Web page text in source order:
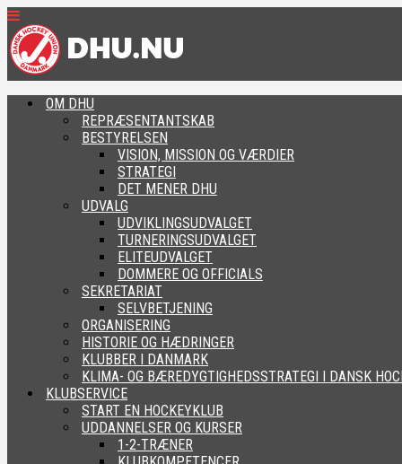
OM DHU
REPRÆSENTANTSKAB
BESTYRELSEN
VISION, MISSION OG VÆRDIER
STRATEGI
DET MENER DHU
UDVALG
UDVIKLINGSUDVALGET
TURNERINGSUDVALGET
ELITEUDVALGET
DOMMERE OG OFFICIALS
SEKRETARIAT
SELVBETJENING
ORGANISERING
HISTORIE OG HÆDRINGER
KLUBBER I DANMARK
KLIMA- OG BÆREDYGTIGHEDSSTRATEGI I DANSK
KLUBSERVICE
START EN HOCKEYKLUB
UDDANNELSER OG KURSER
1-2-TRÆNER